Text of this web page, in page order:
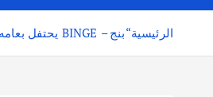
الرئيسية“بنج – BINGE يحتفل بعامه الأول ويقدم خصم 30% على الخطط الصحية عبر التطبيق”